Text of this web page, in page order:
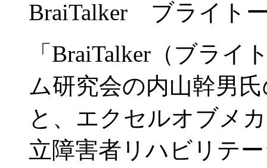
BraiTalker ブライト
「BraiTalker（ブラ
ム研究会の内山幹男
と、エクセルオブメ
立障害者リハビリテ